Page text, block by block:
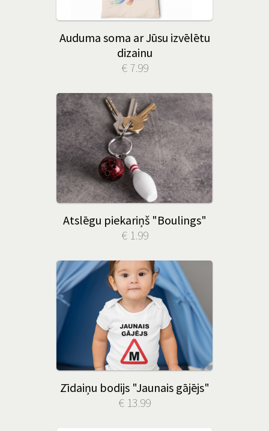
Auduma soma ar Jūsu izvēlētu
dizainu
€ 7.99
Atslēgu piekariņš "Boulings"
€ 1.99
Zīdaiņu bodijs "Jaunais gājējs"
€ 13.99